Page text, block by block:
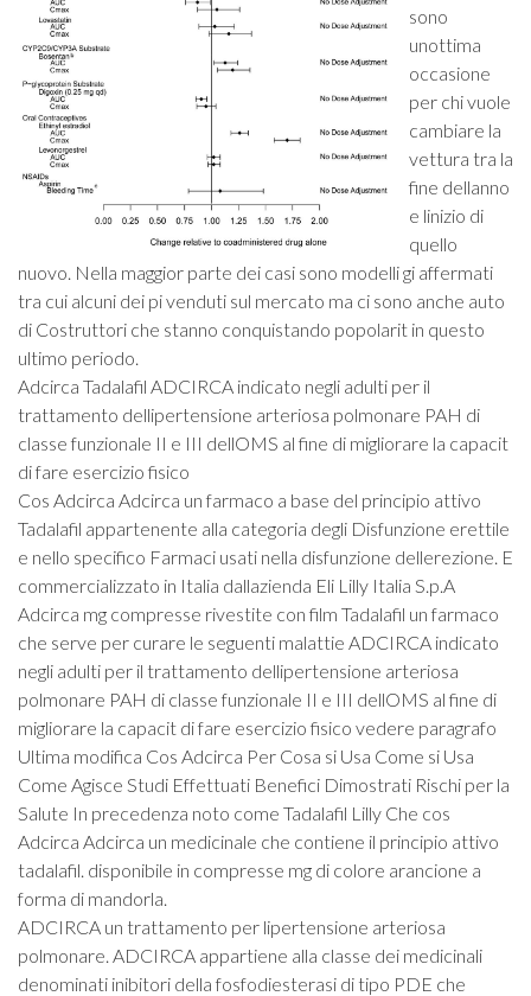
sono
unottima
occasione
per chi vuole
cambiare la
vettura tra la
fine dellanno
e linizio di
quello
nuovo. Nella maggior parte dei casi sono modelli gi affermati
tra cui alcuni dei pi venduti sul mercato ma ci sono anche auto
di Costruttori che stanno conquistando popolarit in questo
ultimo periodo.
Adcirca Tadalafil ADCIRCA indicato negli adulti per il
trattamento dellipertensione arteriosa polmonare PAH di
classe funzionale II e III dellOMS al fine di migliorare la capacit
di fare esercizio fisico
Cos Adcirca Adcirca un farmaco a base del principio attivo
Tadalafil appartenente alla categoria degli Disfunzione erettile
e nello specifico Farmaci usati nella disfunzione dellerezione. E
commercializzato in Italia dallazienda Eli Lilly Italia S.p.A
Adcirca mg compresse rivestite con film Tadalafil un farmaco
che serve per curare le seguenti malattie ADCIRCA indicato
negli adulti per il trattamento dellipertensione arteriosa
polmonare PAH di classe funzionale II e III dellOMS al fine di
migliorare la capacit di fare esercizio fisico vedere paragrafo
Ultima modifica Cos Adcirca Per Cosa si Usa Come si Usa
Come Agisce Studi Effettuati Benefici Dimostrati Rischi per la
Salute In precedenza noto come Tadalafil Lilly Che cos
Adcirca Adcirca un medicinale che contiene il principio attivo
tadalafil. disponibile in compresse mg di colore arancione a
forma di mandorla.
ADCIRCA un trattamento per lipertensione arteriosa
polmonare. ADCIRCA appartiene alla classe dei medicinali
denominati inibitori della fosfodiesterasi di tipo PDE che